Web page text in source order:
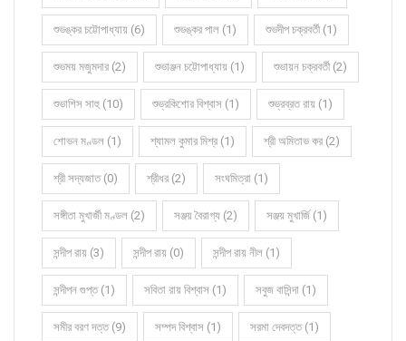
শুভঙ্কর চট্টোপাধ্যায় (6) শুভঙ্কর পাল (1) শুভদীপ চক্রবর্তী (1)
শুভময় মজুমদার (2) শুভাঞ্জন চট্টোপাধ্যায় (1) শুভায়ন চক্রবর্তী (2)
শুভাশিস সাহু (10) শুভ্রকিশোর বিশ্বাস (1) শুভ্রব্রত রায় (1)
শোভন মণ্ডল (1) শ্যামল কুমার মিশ্র (1) শ্রী অমিতাভ কর (2)
শ্রী সদ্যজাত (0) শ্রীধর (2) সংঘমিত্রা (1)
সঙ্গীতা মুখার্জী মণ্ডল (2) সঞ্জয় বৈরাগ্য (2) সঞ্জয় মুখার্জি (1)
সন্দীপ রায় (3) সন্দীপ রায় (0) সন্দীপ রায় নীল (1)
সন্দীপন গুপ্ত (1) সবিতা রায় বিশ্বাস (1) সবুজ বাসিন্দা (1)
সমীর বরণ দত্ত (9) সম্পদ বিশ্বাস (1) সরমা দেবদত্ত (1)